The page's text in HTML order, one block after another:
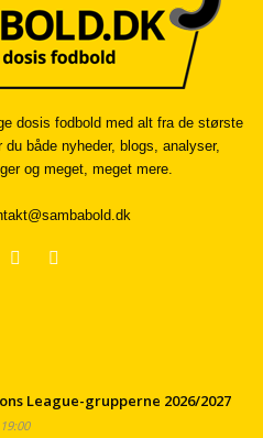
dosis fodbold med alt fra de største
både nyheder, blogs, analyser,
og meget, meget mere.
League-grupperne 2026/2027